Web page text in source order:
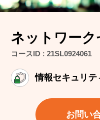
ネットワー
コースID : 21SL0924061
情報セキュリテ
お問い